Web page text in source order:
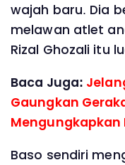
wajah baru. Dia
melawan atlet
Rizal Ghozali itu
Baca Juga:
Gaungkan
Mengungkapkan
Baso sendiri